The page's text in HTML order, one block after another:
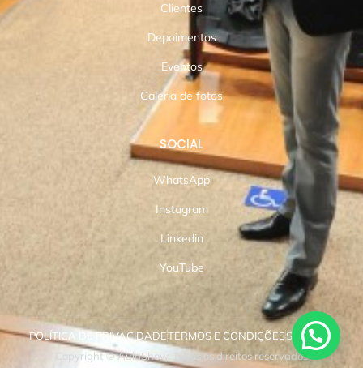
Clientes
Depoimentos
Eventos
Galeria de fotos
SOCIAL
WhatsApp
Instagram
Linkedin
YouTube
POLÍTICA DE PRIVACIDADETERMOS E CONDIÇÕESSUPORTE
Copyright © AulaShow. Todos os direitos reservados